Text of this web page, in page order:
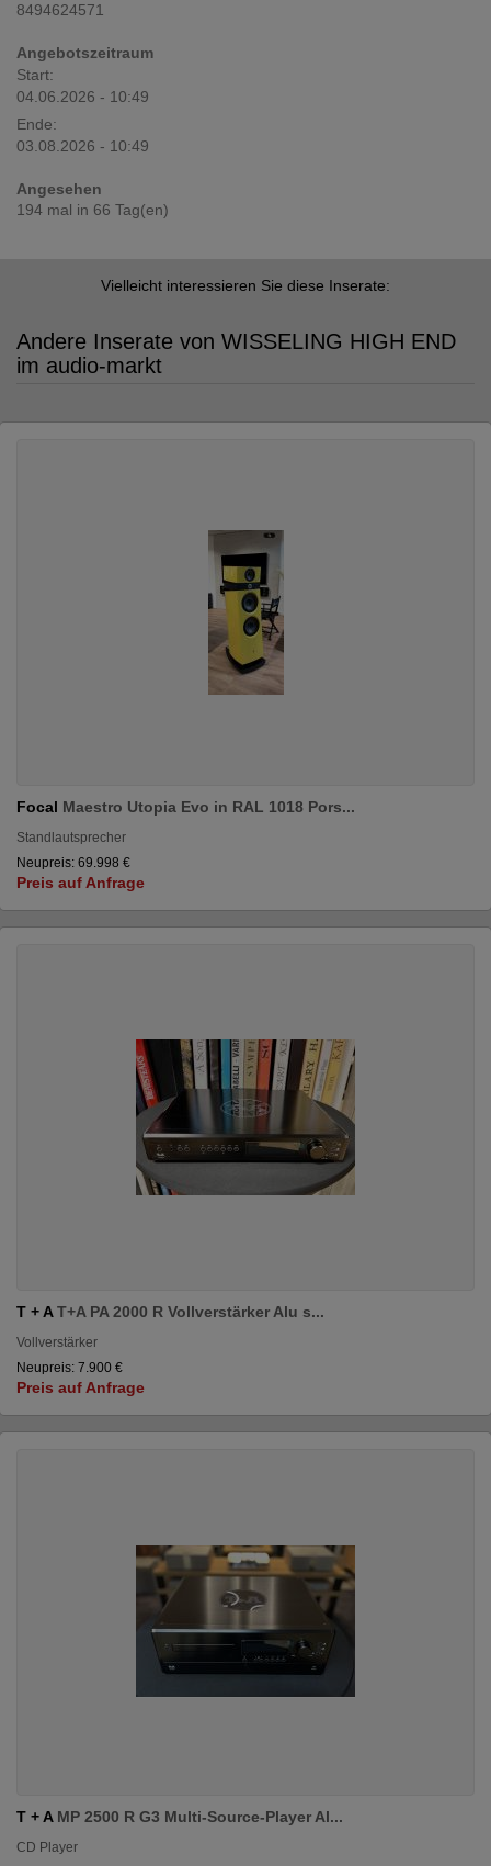
8494624571
Angebotszeitraum
Start:
04.06.2026 - 10:49
Ende:
03.08.2026 - 10:49
Angesehen
194 mal in 66 Tag(en)
Vielleicht interessieren Sie diese Inserate:
Andere Inserate von WISSELING HIGH END
im audio-markt
Focal Maestro Utopia Evo in RAL 1018 Pors...
Standlautsprecher
Neupreis: 69.998 €
Preis auf Anfrage
T + AT+A PA 2000 R Vollverstärker Alu s...
Vollverstärker
Neupreis: 7.900 €
Preis auf Anfrage
T + A MP 2500 R G3 Multi-Source-Player Al...
CD Player